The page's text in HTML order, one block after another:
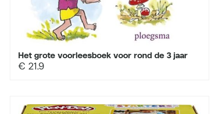
Het grote voorleesboek voor rond de 3 jaar
€ 21.9